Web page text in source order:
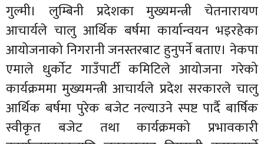
गुल्मी। लुम्बिनी प्रदेशका मुख्यमन्त्री चेतनारायण
आचार्यले चालु आर्थिक बर्षमा कार्यान्वयन भइरहेका
आयोजनाको निगरानी जनस्तरबाट हुनुपर्ने बताए। नेकपा
एमाले धुर्काेट गाउँपार्टी कमिटिले आयोजना गरेको
कार्यक्रममा मुख्यमन्त्री आचार्यले प्रदेश सरकारले चालु
आर्थिक बर्षमा पुरेक बजेट नल्याउने स्पष्ट पार्दै बार्षिक
स्वीकृत बजेट तथा कार्यक्रमको प्रभावकारी